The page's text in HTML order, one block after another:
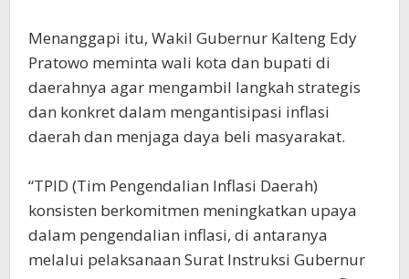
Menanggapi itu, Wakil Gubernur Kalteng Edy
Pratowo meminta wali kota dan bupati di
daerahnya agar mengambil langkah strategis
dan konkret dalam mengantisipasi inflasi
daerah dan menjaga daya beli masyarakat.
“TPID (Tim Pengendalian Inflasi Daerah)
konsisten berkomitmen meningkatkan upaya
dalam pengendalian inflasi, di antaranya
melalui pelaksanaan Surat Instruksi Gubernur